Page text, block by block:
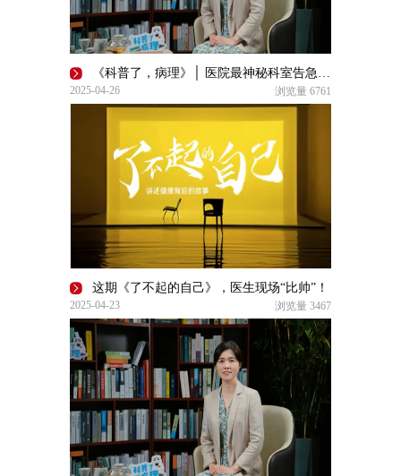
《科普了，病理》│ 医院最神秘科室告急！中国病理医生去哪儿了？
2025-04-26 浏览量 6761
这期《了不起的自己》，医生现场“比帅”！
2025-04-23 浏览量 3467